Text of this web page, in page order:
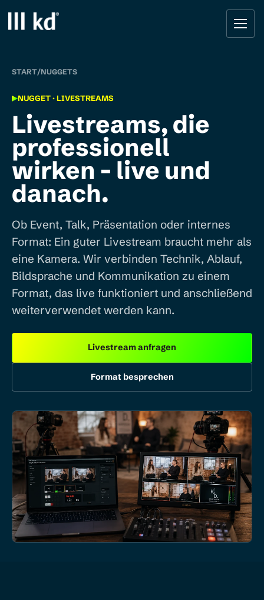
Startseite
START/NUGGETS
NUGGET · LIVESTREAMS
Livestreams, die
professionell
wirken - live und
danach.
Ob Event, Talk, Präsentation oder internes
Format: Ein guter Livestream braucht mehr als
eine Kamera. Wir verbinden Technik, Ablauf,
Bildsprache und Kommunikation zu einem
Format, das live funktioniert und anschließend
weiterverwendet werden kann.
Livestream anfragen
Format besprechen